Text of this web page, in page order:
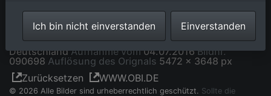
Dietrich-Bonhoeffer-Schule Weinheim und OBI Markt
Weinheim im Bundesland Baden-Württemberg,
DeutschlandAufnahme vom04.07.2016Bildnr.
090698 Auflösung des Orignals 5472 x 3648 px
Zurücksetzen
WWW.OBI.DE
© 2026 Alle Bilder sind urheberrechtlich geschützt. Sollte die
Ich bin nicht einverstanden Einverstanden